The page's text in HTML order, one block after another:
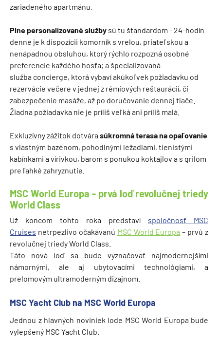
zariadeného apartmánu.
Plne personalizované služby sú tu štandardom - 24-hodín
denne je k dispozícii komorník s vrelou, priateľskou a
nenápadnou obsluhou, ktorý rýchlo rozpozná osobné
preferencie každého hosťa; a špecializovaná
služba concierge, ktorá vybaví akúkoľvek požiadavku od
rezervácie večere v jednej z rémiových reštaurácií, či
zabezpečenie masáže, až po doručovanie dennej tlače.
Žiadna požiadavka nie je príliš veľká ani príliš malá.
Exkluzívny zážitok dotvára súkromná terasa na opaľovanie
s vlastným bazénom, pohodlnými ležadlami, tienistými
kabínkami a vírivkou, barom s ponukou koktajlov a s grilom
pre ľahké zahryznutie.
MSC World Europa - prvá loď revolučnej triedy
World Class
Už koncom tohto roka predstaví spoločnosť MSC
Cruises netrpezlivo očakávanú MSC World Europa – prvú z
revolučnej triedy World Class.
Táto nová loď sa bude vyznačovať najmodernejšími
námornými, ale aj ubytovacími technológiami, a
prelomovým ultramoderným dizajnom.
MSC Yacht Club na MSC World Europa
Jednou z hlavných noviniek lode MSC World Europa bude
vylepšený MSC Yacht Club.